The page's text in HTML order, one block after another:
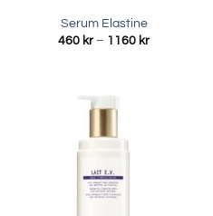
Serum Elastine
460 kr – 1160 krPrisintervall: